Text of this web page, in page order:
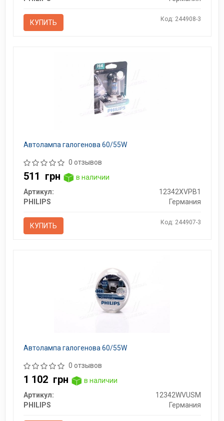
КУПИТЬ Код: 244908-3
Автолампа галогенова 60/55W
0 отзывов
511 грн
в наличии
Артикул:
12342XVPB1
PHILIPS
Германия
КУПИТЬ Код: 244907-3
Автолампа галогенова 60/55W
0 отзывов
1 102 грн
в наличии
Артикул:
12342WVUSM
PHILIPS
Германия